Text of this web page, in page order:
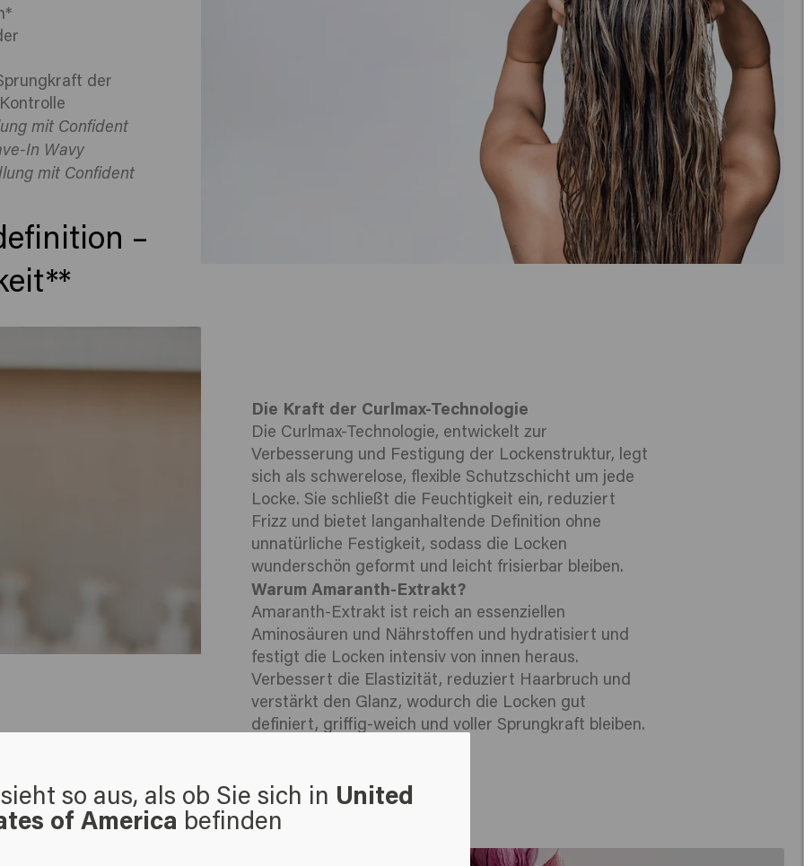
–
der
mit Confident
In Wavy
mit Confident
Die Kraft der Curlmax-Technologie
Die Curlmax-Technologie, entwickelt zur
Verbesserung und Festigung der Lockenstruktur, legt
sich als schwerelose, flexible Schutzschicht um jede
Locke. Sie schließt die Feuchtigkeit ein, reduziert
Frizz und bietet langanhaltende Definition ohne
unnatürliche Festigkeit, sodass die Locken
wunderschön geformt und leicht frisierbar bleiben.
Warum Amaranth-Extrakt?
Amaranth-Extrakt ist reich an essenziellen
Aminosäuren und Nährstoffen und hydratisiert und
festigt die Locken intensiv von innen heraus.
Verbessert die Elastizität, reduziert Haarbruch und
verstärkt den Glanz, wodurch die Locken gut
definiert, griffig-weich und voller Sprungkraft bleiben.
so aus, als ob Sie sich in United
of America befinden